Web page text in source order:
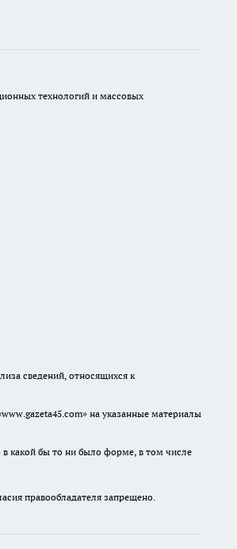
технологий и массовых
сведений, относящихся к
на указанные материалы
в какой бы то ни было форме, в том числе
правообладателя запрещено.